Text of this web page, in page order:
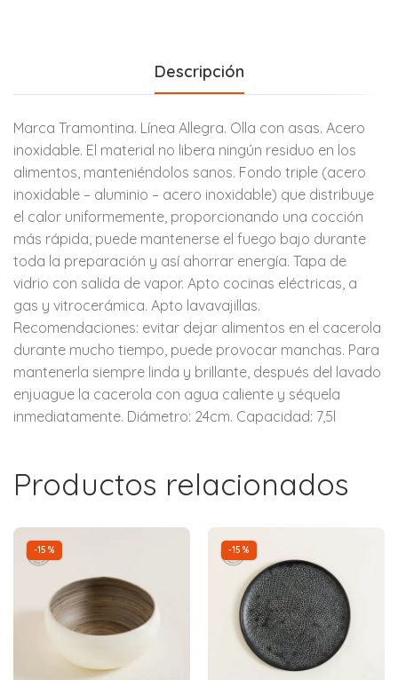
Descripción
Marca Tramontina. Línea Allegra. Olla con asas. Acero
inoxidable. El material no libera ningún residuo en los
alimentos, manteniéndolos sanos. Fondo triple (acero
inoxidable – aluminio – acero inoxidable) que distribuye
el calor uniformemente, proporcionando una cocción
más rápida, puede mantenerse el fuego bajo durante
toda la preparación y así ahorrar energía. Tapa de
vidrio con salida de vapor. Apto cocinas eléctricas, a
gas y vitrocerámica. Apto lavavajillas.
Recomendaciones: evitar dejar alimentos en el cacerola
durante mucho tiempo, puede provocar manchas. Para
mantenerla siempre linda y brillante, después del lavado
enjuague la cacerola con agua caliente y séquela
inmediatamente. Diámetro: 24cm. Capacidad: 7,5l
Productos relacionados
-15% -15%